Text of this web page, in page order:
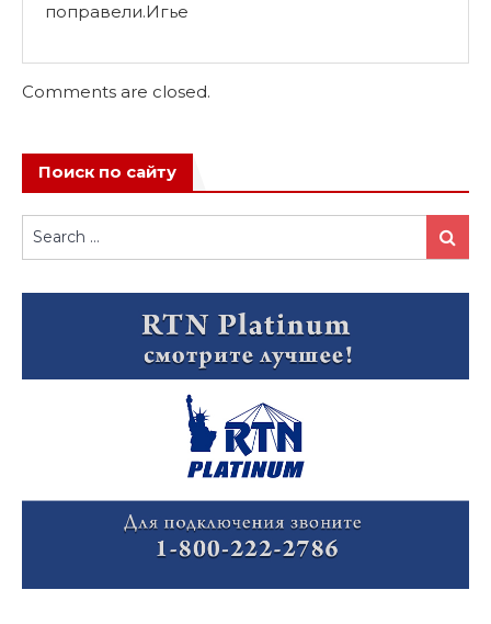
поправели.Игье
Comments are closed.
Поиск по сайту
Search
for:
Search